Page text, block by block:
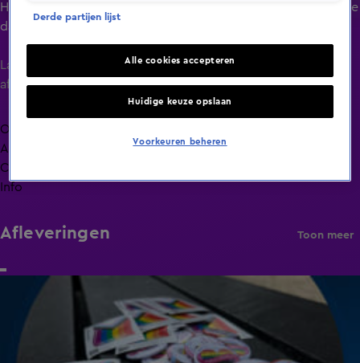
Het nieuws van Nederland. Mis niets van het gesprek van de
dag.
Laatste
aflevering
Overzicht
Afleveringen
Clips
Info
Afleveringen Toon meer
Derde partijen lijst
Alle cookies accepteren
Huidige keuze opslaan
Voorkeuren beheren